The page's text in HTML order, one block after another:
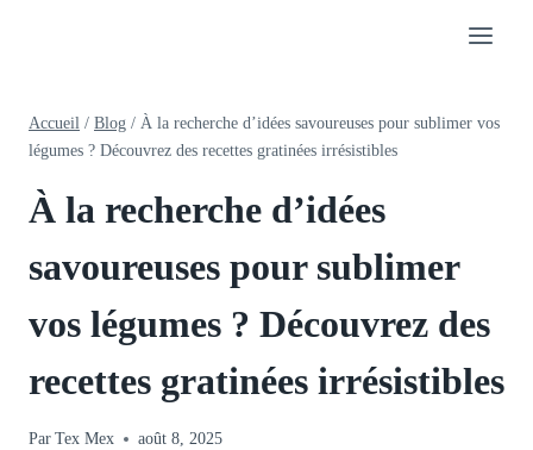
Accueil / Blog / À la recherche d’idées savoureuses pour sublimer vos
légumes ? Découvrez des recettes gratinées irrésistibles
À la recherche d’idées
savoureuses pour sublimer
vos légumes ? Découvrez des
recettes gratinées irrésistibles
Par Tex Mex août 8, 2025